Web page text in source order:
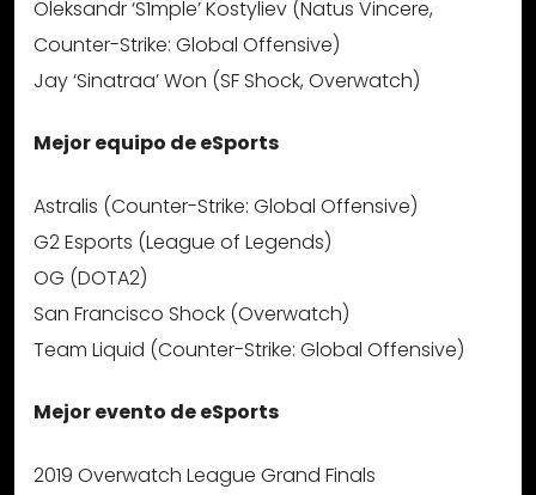
Oleksandr ‘S1mple’ Kostyliev (Natus Vincere,
Counter-Strike: Global Offensive)
Jay ‘Sinatraa’ Won (SF Shock, Overwatch)
Mejor equipo de eSports
Astralis (Counter-Strike: Global Offensive)
G2 Esports (League of Legends)
OG (DOTA2)
San Francisco Shock (Overwatch)
Team Liquid (Counter-Strike: Global Offensive)
Mejor evento de eSports
2019 Overwatch League Grand Finals